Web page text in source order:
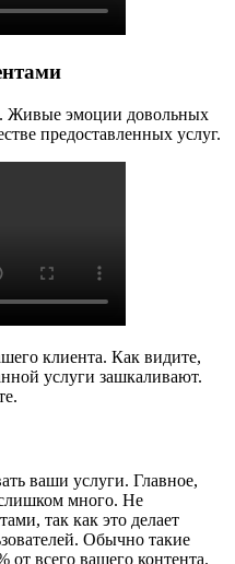
Живые эмоции довольных
предоставленных услуг.
клиента. Как видите,
услуги зашкаливают.
ваши услуги. Главное,
много. Не
так как это делает
Обычно такие
всего вашего контента.